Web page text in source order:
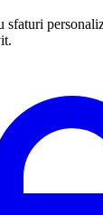
sfaturi